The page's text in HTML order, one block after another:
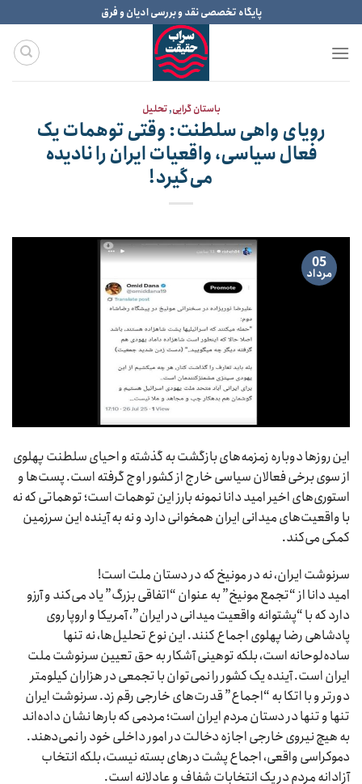
to
content
پایگاه تخصصی نقد و بررسی ادیان و فرق
باستان گرایی,تحلیل
رویای واهی سلطنت: وقتی توهمات یک
فعال سیاسی، واقعیات ایران را نادیده
می‌گیرد!
05
مرداد
این روزها دوباره زمزمه‌های بازگشت به گذشته و احیای سلطنت پهلوی
از سوی برخی فعالان سیاسی خارج از کشور اوج گرفته است. پست‌ها و
استوری‌های اخیر امید دانا نمونه بارز این توهمات است؛ توهماتی که نه
با واقعیت‌های میدانی ایران همخوانی دارد و نه به آینده این سرزمین
کمکی می‌کند.
سرنوشت ایران، نه در مونیخ که در دستان ملت است!
امید دانا از “تجمع مونیخ” به عنوان “اتفاقی بزرگ” یاد می‌کند و آرزو
دارد که با “پشتوانه واقعیت میدانی در ایران”، آمریکا و اروپا روی
پادشاهی رضا پهلوی اجماع کنند. این نوع تحلیل‌ها، نه تنها
ساده‌لوحانه است، بلکه توهینی آشکار به حق تعیین سرنوشت ملت
ایران است. آینده یک کشور را نمی‌توان با تجمعی در هزاران کیلومتر
دورتر و با اتکا به “اجماع” قدرت‌های خارجی رقم زد. سرنوشت ایران
تنها و تنها در دستان مردم ایران است؛ مردمی که بارها نشان داده‌اند
به هیچ نیروی خارجی اجازه دخالت در امور داخلی خود را نمی‌دهند.
دموکراسی واقعی، اجماع پشت درهای بسته نیست، بلکه انتخاب
آزادانه مردم در یک انتخابات شفاف و عادلانه است.